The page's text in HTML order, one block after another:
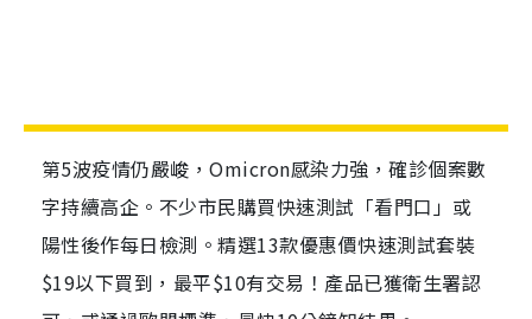
第5波疫情仍嚴峻，Omicron感染力強，確診個案數
字持續高企。不少市民購買快速測試「看門口」或
陽性後作每日檢測。精選13款優惠價快速測試套裝
$19以下買到，最平$10有交易！產品已獲衛生署認